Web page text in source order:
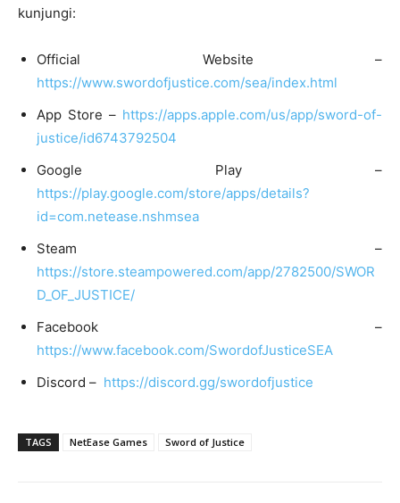
kunjungi:
Official Website –
https://www.swordofjustice.com/sea/index.html
App Store – https://apps.apple.com/us/app/sword-of-
justice/id6743792504
Google Play –
https://play.google.com/store/apps/details?
id=com.netease.nshmsea
Steam –
https://store.steampowered.com/app/2782500/SWOR
D_OF_JUSTICE/
Facebook –
https://www.facebook.com/SwordofJusticeSEA
Discord – https://discord.gg/swordofjustice
TAGS NetEase Games Sword of Justice